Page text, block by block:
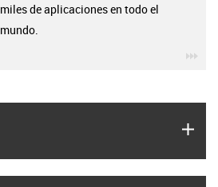
miles de aplicaciones en todo el
mundo.